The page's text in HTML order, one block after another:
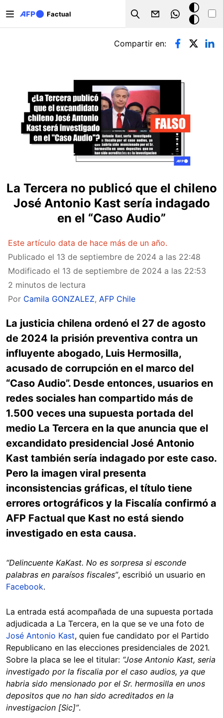
Factual
Search
Modo
oscuro
Solapas principales
Compartir en:
La Tercera no publicó que el chileno
José Antonio Kast sería indagado
en el “Caso Audio”
Este artículo data de hace más de un año.
Publicado el 13 de septiembre de 2024 a las 22:48
Modificado el 13 de septiembre de 2024 a las 22:53
2 minutos de lectura
Por Camila GONZALEZ, AFP Chile
La justicia chilena ordenó el 27 de agosto
de 2024 la prisión preventiva contra un
influyente abogado, Luis Hermosilla,
acusado de corrupción en el marco del
“Caso Audio”. Desde entonces, usuarios en
redes sociales han compartido más de
1.500 veces una supuesta portada del
medio La Tercera en la que anuncia que el
excandidato presidencial José Antonio
Kast también sería indagado por este caso.
Pero la imagen viral presenta
inconsistencias gráficas, el título tiene
errores ortográficos y la Fiscalía confirmó a
AFP Factual que Kast no está siendo
investigado en esta causa.
“Delincuente KaKast. No es sorpresa si esconde
palabras en paraísos fiscales”, escribió un usuario en
Facebook.
La entrada está acompañada de una supuesta portada
adjudicada a La Tercera, en la que se ve una foto de
José Antonio Kast, quien fue candidato por el Partido
Republicano en las elecciones presidenciales de 2021.
Sobre la placa se lee el titular: “Jose Antonio Kast, seria
investigado por la fiscalia por el caso audios, ya que
habria sido mensionado por el Sr. hermosilla en unos
depositos que no han sido acreditados en la
investigacion [Sic]”.